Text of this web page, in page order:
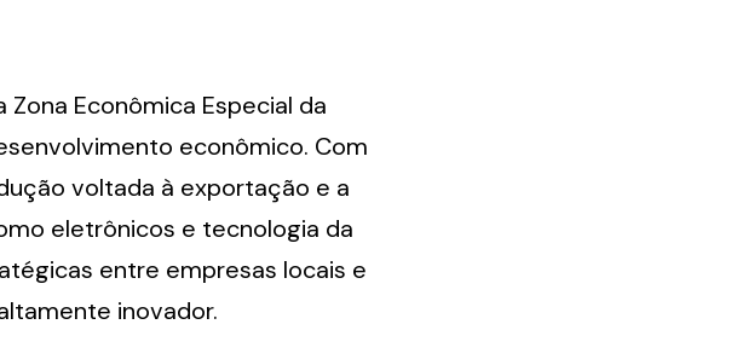
Econômica Especial da
econômico. Com
voltada à exportação e a
eletrônicos e tecnologia da
entre empresas locais e
inovador.